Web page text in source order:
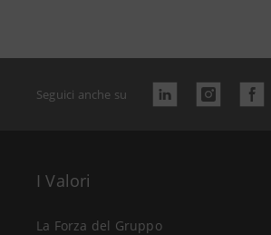
Seguici anche su
I Valori
La Forza del Gruppo